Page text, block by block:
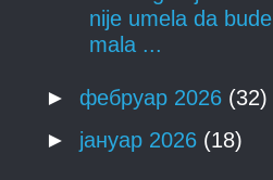
nije umela da bude
mala ...
► фебруар 2026 (32)
► јануар 2026 (18)